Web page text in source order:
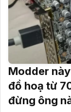
Modder
đồ hoạ từ
đừng ông